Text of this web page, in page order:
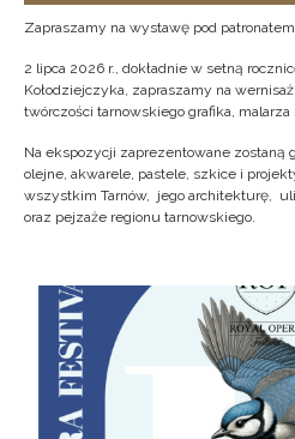
Zapraszamy na wystawę pod
2 lipca 2026 r., dokładnie w setną
Kołodziejczyka, zapraszamy na
twórczości tarnowskiego grafika, malarza
Na ekspozycji zaprezentowane zostaną
olejne, akwarele, pastele, szkice i
wszystkim Tarnów, jego architekturę,
oraz pejzaże regionu tarnowskiego.